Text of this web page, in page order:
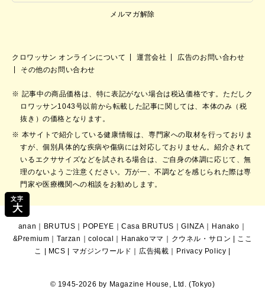
文字
大
メルマガ解除
クロワッサン オンラインについて 運営会社
広告のお問い合わせ
その他のお問い合わせ
記事中の商品価格は、特に表記がない場合は税込価格です。ただしク
ロワッサン1043号以前から転載した記事に関しては、本体のみ（税
抜き）の価格となります。
本サイトで紹介している健康情報は、専門家への取材を行っておりま
すが、個別具体的な疾病や傷病には対応しておりません。紹介されて
いるエクササイズなどを試される場合は、ご自身の体調に応じて、無
理のないようご注意ください。万が一、不調などを感じられた際は専
門家や医療機関への相談をお勧めします。
anan BRUTUS POPEYE ｜Casa BRUTUS ｜GINZA Hanako
&Premium ｜Tarzan ｜colocal Hanakoママ クウネル・サロン
ここ
こ
MCS マガジンワールド 広告掲載 Privacy Policy
© 1945-2026 by Magazine House, Ltd. (Tokyo)